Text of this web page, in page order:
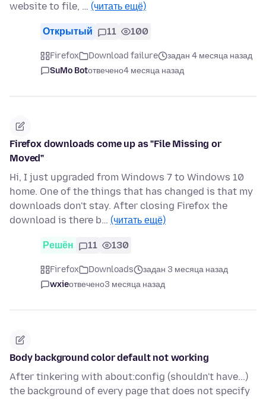
website to file, … (читать ещё)
Открытый 11 100
Firefox Download failure
задан 4 месяца назад
SuMo Botотвечено4 месяца назад
Firefox downloads come up as "File Missing or
Moved"
Hi, I just upgraded from Windows 7 to Windows 10
home. One of the things that has changed is that my
downloads don't stay. After closing Firefox the
download is there b… (читать ещё)
Решён 11 130
Firefox Downloads
задан 3 месяца назад
wxieотвечено3 месяца назад
Body background color default not working
After tinkering with about:config (shouldn't have...)
the background of every page that does not specify